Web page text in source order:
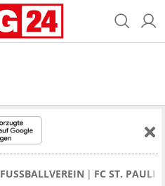
FUSSBALLVEREIN FC ST. PAULI